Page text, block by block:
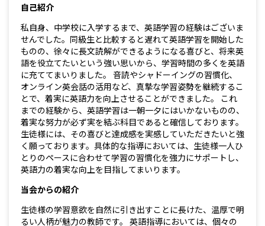
自己紹介
私自身、中学校に入学するまで、英語学習の経験はございま
せんでした。同級生と比較すると遅れて英語学習を開始した
ものの、徐々に長文読解ができるようになる喜びと、将来英
語を役立てたいという強い思いから、学習時間の多くを英語
に充ててまいりました。 音読やシャドーイングの習慣化、
オンライン英会話の活用など、真摯な学習姿勢を継続するこ
とで、着実に英語力を向上させることができました。 これ
までの経験から、英語学習は一朝一夕にはいかないものの、
着実な努力が必ず実を結ぶ科目であると確信しております。
生徒様には、その喜びと達成感を実感していただきたいと強
く願っております。具体的な指導においては、生徒様一人ひ
とりのペースに合わせて学習の習慣化を強力にサポートし、
英語力の着実な向上を目指してまいります。
当会からの紹介
生徒様の学習意欲を自然に引き出すことに長けた、温厚で明
るい人柄が魅力の教師です。 英語指導においては、個々の